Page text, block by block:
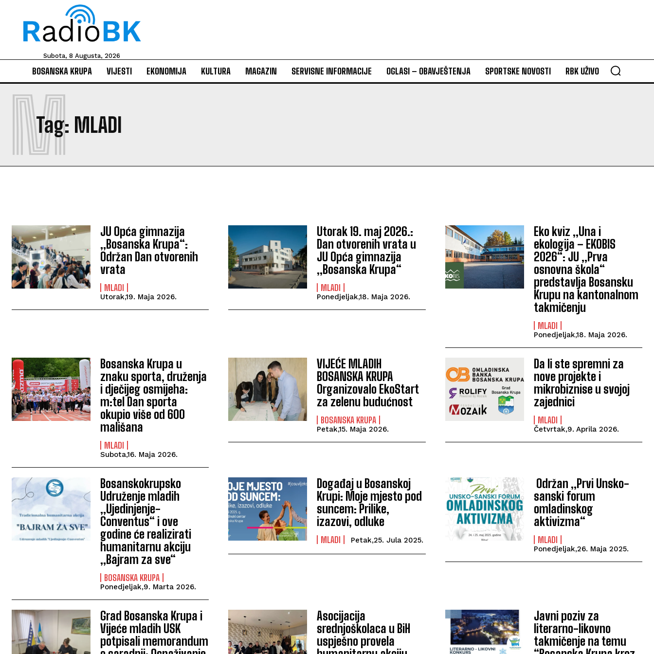
Subota, 8 Augusta, 2026
BOSANSKA KRUPA VIJESTI EKONOMIJA KULTURA MAGAZIN SERVISNE INFORMACIJE OGLASI – OBAVJEŠTENJA SPORTSKE NOVOSTI RBK UŽIVO
Tag: MLADI
M
JU Opća gimnazija
„Bosanska Krupa“:
Održan Dan otvorenih
vrata
MLADI
Utorak,19. Maja 2026.
Utorak 19. maj 2026.:
Dan otvorenih vrata u
JU Opća gimnazija
„Bosanska Krupa“
MLADI
Ponedjeljak,18. Maja 2026.
Eko kviz „Una i
ekologija – EKOBIS
2026“: JU „Prva
osnovna škola“
predstavlja Bosansku
Krupu na kantonalnom
takmičenju
MLADI
Ponedjeljak,18. Maja 2026.
Bosanska Krupa u
znaku sporta, druženja
i dječijeg osmijeha:
m:tel Dan sporta
okupio više od 600
mališana
MLADI
Subota,16. Maja 2026.
VIJEĆE MLADIH
BOSANSKA KRUPA
Organizovalo EkoStart
za zelenu budućnost
BOSANSKA KRUPA
Petak,15. Maja 2026.
Da li ste spremni za
nove projekte i
mikrobiznise u svojoj
zajednici
MLADI
Četvrtak,9. Aprila 2026.
Bosanskokrupsko
Udruženje mladih
„Ujedinjenje-
Conventus“ i ove
godine će realizirati
humanitarnu akciju
„Bajram za sve“
BOSANSKA KRUPA
Ponedjeljak,9. Marta 2026.
Događaj u Bosanskoj
Krupi: Moje mjesto pod
suncem: Prilike,
izazovi, odluke
MLADI Petak,25. Jula 2025.
Održan „Prvi Unsko-
sanski forum
omladinskog
aktivizma“
MLADI
Ponedjeljak,26. Maja 2025.
Grad Bosanska Krupa i
Vijeće mladih USK
potpisali memorandum
Asocijacija
srednjoškolaca u BiH
uspješno provela
Javni poziv za
literarno-likovno
takmičenje na temu